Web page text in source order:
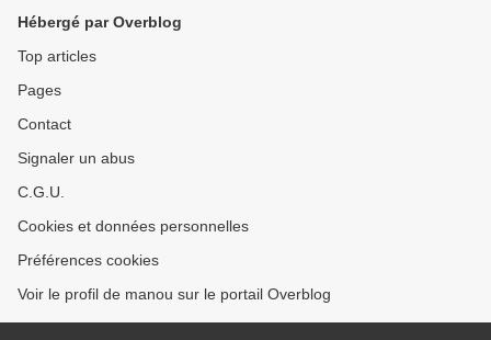
Hébergé par Overblog
Top articles
Pages
Contact
Signaler un abus
C.G.U.
Cookies et données personnelles
Préférences cookies
Voir le profil de manou sur le portail Overblog